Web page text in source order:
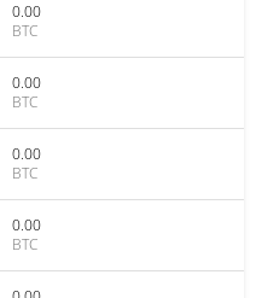
0.00
BTC
0.00
BTC
0.00
BTC
0.00
BTC